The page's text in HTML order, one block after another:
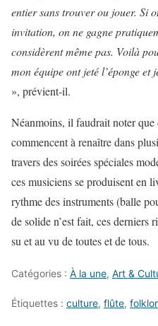
entier sans trouver ou jouer. Si
invitation, on ne gagne
considèrent même pas. Voilà
mon équipe ont jeté l’éponge et
», prévient-il.
Néanmoins, il faudrait noter que
commencent à renaître dans
travers des soirées spéciales
ces musiciens se produisent en
rythme des instruments (balle
de solide n’est fait, ces derniers
su et au vu de toutes et de tous.
Catégories : À la une, Art &
Étiquettes : culture, flûte,